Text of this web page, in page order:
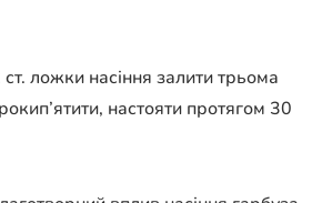
ложки насіння залити трьома
настояти протягом 30